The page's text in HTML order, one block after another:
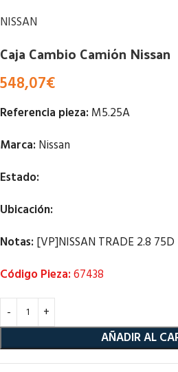
NISSAN
Caja Cambio Camión Nissan
548,07€
Referencia pieza: M5.25A
Marca: Nissan
Estado:
Ubicación:
Notas: [VP]NISSAN TRADE 2.8 75D
Código Pieza:67438
AÑADIR AL